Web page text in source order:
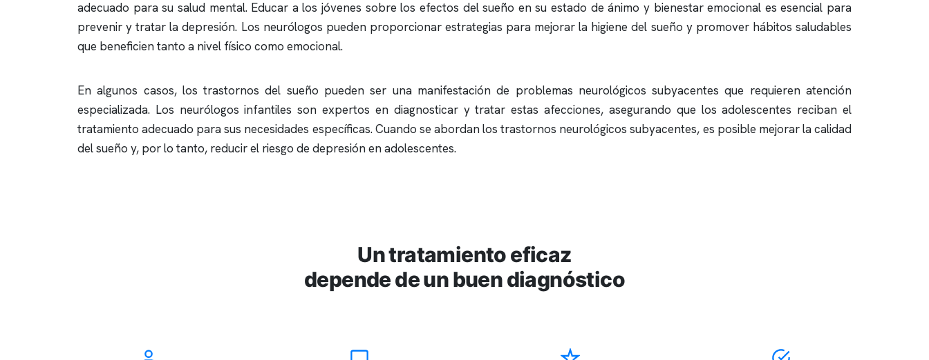
adecuado para su salud mental. Educar a los jóvenes sobre los efectos del sueño en su estado de ánimo y bienestar emocional es esencial para
prevenir y tratar la depresión. Los neurólogos pueden proporcionar estrategias para mejorar la higiene del sueño y promover hábitos saludables
que beneficien tanto a nivel físico como emocional.
En algunos casos, los trastornos del sueño pueden ser una manifestación de problemas neurológicos subyacentes que requieren atención
especializada. Los neurólogos infantiles son expertos en diagnosticar y tratar estas afecciones, asegurando que los adolescentes reciban el
tratamiento adecuado para sus necesidades específicas. Cuando se abordan los trastornos neurológicos subyacentes, es posible mejorar la calidad
del sueño y, por lo tanto, reducir el riesgo de depresión en adolescentes.
Un tratamiento eficaz
depende de un buen diagnóstico